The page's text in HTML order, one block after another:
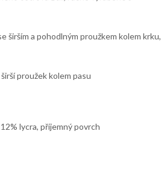
širším a pohodlným proužkem kolem krku,
proužek kolem pasu
lycra, příjemný povrch